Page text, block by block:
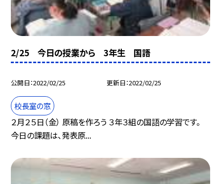
2/25 今日の授業から 3年生 国語
公開日 2022/02/25 更新日 2022/02/25
校長室の窓
２月２５日（金） 原稿を作ろう ３年３組の国語の学習です。
今日の課題は、発表原...